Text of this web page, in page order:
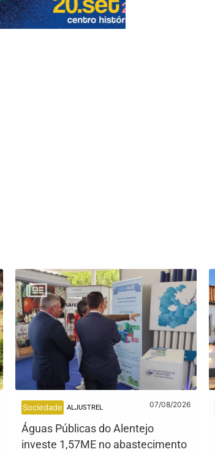
Sociedade ALJUSTREL 07/08/2026
Águas Públicas do Alentejo
investe 1,57ME no abastecimento